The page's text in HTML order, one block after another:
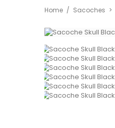
Home / Sacoches >